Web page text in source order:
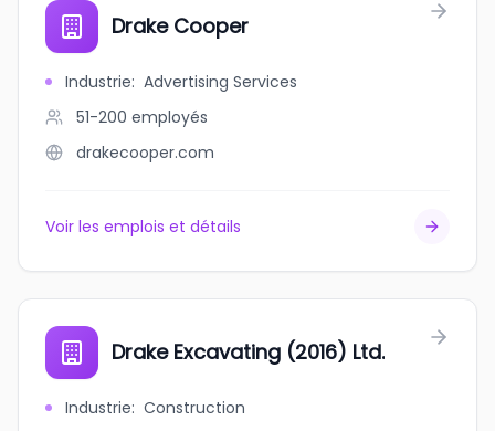
Drake Cooper
Industrie: Advertising Services
51-200 employés
drakecooper.com
Voir les emplois et détails
Drake Excavating (2016) Ltd.
Industrie: Construction